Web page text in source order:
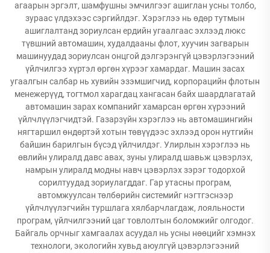
агаарын эргэлт, шамфушны эмчилгээг ашиглан усны толбо,
зураас үлдэхээс сэргийлдэг. Хэрэглээ нь өдөр тутмын
ашиглалтанд зориулсан ердийн угаалгаас эхлээд люкс
түвшний автомашин, худалдааны флот, хуучин загварын
машинуудад зориулсан онцгой дэлгэрэнгүй цэвэрлэгээний
үйлчилгээ хүртэл өргөн хүрээг хамардаг. Машин засах
угаалгын салбар нь хувийн эзэмшигчид, корпорацийн флотын
менежерүүд, тогтмол харагдац хангасан байх шаардлагатай
автомашин зарах компанийг хамарсан өргөн хүрээний
үйлчлүүлэгчидтэй. Газарзүйн хэрэглээ нь автомашингийн
нягтаршил өндөртэй хотын төвүүдээс эхлээд орон нутгийн
байшин барилгын бүсэд үйлчилдэг. Улирлын хэрэглээ нь
өвлийн улиралд давс авах, зуны улиралд шавьж цэвэрлэх,
намрын улиралд модны навч цэвэрлэх зэрэг тодорхой
сорилтуудад зориулагддаг. Гар утасны програм,
автомжуулсан төлбөрийн системийг нэгтгэснээр
үйлчлүүлэгчийн туршлага хялбарчлагдаж, лояльности
програм, үйлчилгээний цаг товлолтын боломжийг олгодог.
Байгаль орчныг хамгаалах асуудал нь усны нөөцийг хэмнэх
технологи, экологийн хувьд аюулгүй цэвэрлэгээний